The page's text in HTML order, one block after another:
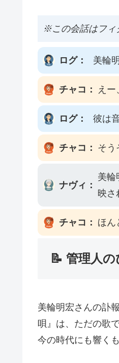
※この会話はフィ
ログ： 美輪
チャコ： え
ログ： 彼は
チャコ： そう
ナヴィ：
美輪
映さ
チャコ： ほん
📝 管理人
美輪明宏さんの訃
唄』は、ただの歌
今の時代にも響く